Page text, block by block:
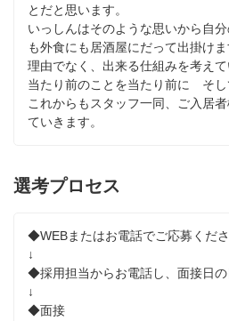
とだと思います。
いっしんはそのような思いから自
も外食にも居酒屋にだって出掛け
理由でなく、出来る仕組みを考えて
当たり前のことを当たり前に　そ
これからもスタッフ一同、ご入居
ていきます。
選考プロセス
◆WEBまたはお電話でご応募くださ
↓
◆採用担当からお電話し、面接日の
↓
◆面接